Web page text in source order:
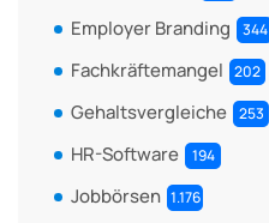
Employer Branding 344
Fachkräftemangel 202
Gehaltsvergleiche 253
HR-Software 194
Jobbörsen 1.176